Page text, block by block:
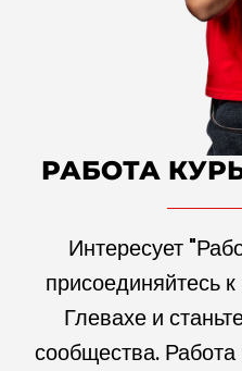
РАБОТА
Интересует
присоединяйтесь
Глевахе и
сообщества.